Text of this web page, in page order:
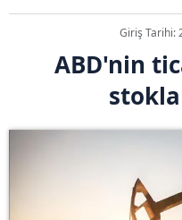
Giriş Tarihi:
ABD'nin